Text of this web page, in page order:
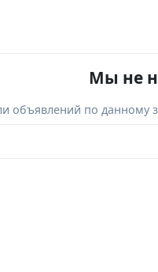
Мы не
по данному